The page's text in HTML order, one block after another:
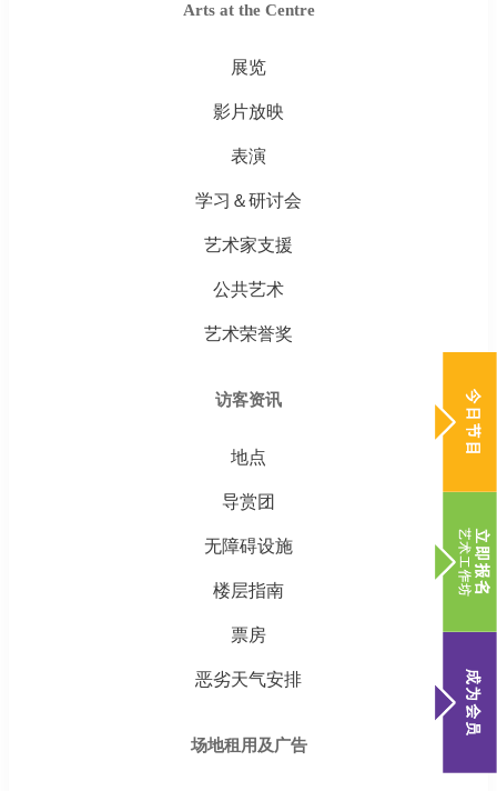
Arts at the Centre
展览
影片放映
表演
学习＆研讨会
艺术家支援
公共艺术
艺术荣誉奖
访客资讯
地点
导赏团
无障碍设施
楼层指南
票房
恶劣天气安排
场地租用及广告